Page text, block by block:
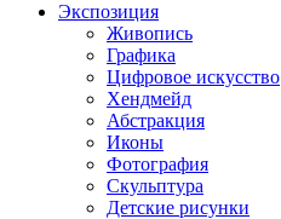
Экспозиция
Живопись
Графика
Цифровое искусство
Хендмейд
Абстракция
Иконы
Фотография
Скульптура
Детские рисунки